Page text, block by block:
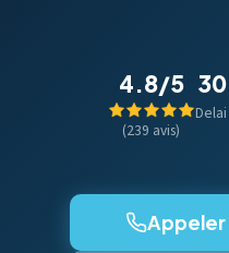
4.8/5
(239 avis)
Appeler